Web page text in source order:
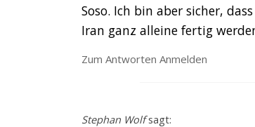
Soso. Ich bin aber sicher,
Iran ganz alleine fertig
Zum Antworten Anmelden
Stephan Wolf sagt: